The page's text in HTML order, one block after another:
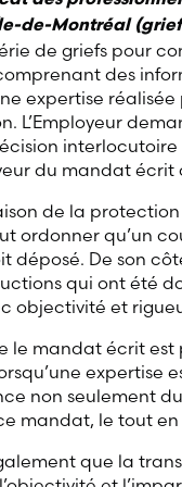
de-Montréal
de griefs pour
des
expertise
L’Employeur
du mandat
de la
ordonner qu’un
déposé. De son
qui ont été
objectivité et
le mandat écrit est
expertise
non seulement
mandat, le tout
que la